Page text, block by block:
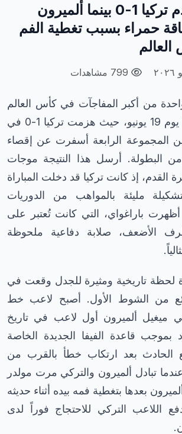
باراغواي تصدم تركيا 1-0 بينما ألميرون
حمراء بسبب تغطية الفم
من أكبر المفاجآت في كأس العالم
لكرة القدم 2026 يوم 19 يونيو، حيث هزمت تركيا 1-0 في
المجموعة الرابعة أسفرت عن إقصاء
البطولة. أرسل هذا النتيجة موجات
القدم، إذ كانت تركيا قد دخلت المباراة
مليئة بالمواهب من الدوريات
أظهرت باراغواي، التي كانت تُعتبر على
الأضعف، صلابة دفاعية ملحوظة
لحظة تاريخية ومثيرة للجدل وقعت في
من الشوط الأول. أصبح لاعب خط
ميغيل ألميرون أول لاعب في تاريخ
بموجب قاعدة الفيفا الجديدة الخاصة
الحادث بعد ارتكاب خطأ بالقرب من
تبادل ألميرون والتركي مرت مولدر
بعدها بتغطية فمه بيده أثناء حديثه
اللاعب التركي للاحتجاج فوراً لدى